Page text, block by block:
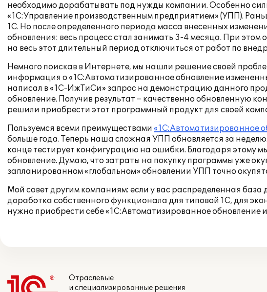
необходимо дорабатывать под нужды компании. Особенно
«1С:Управление производственным предприятием» (УПП).
1С. Но после определенного периода масса внесенных
обновления: весь процесс стал занимать 3-4 месяца. При
на весь этот длительный период отключиться от работ по
Немного поискав в Интернете, мы нашли решение своей
информация о «1С:Автоматизированное обновление
написал в «1С-ИжТиСи» запрос на демонстрацию данного
обновление. Получив результат – качественно обновленную
решили приобрести этот программный продукт для своей
Пользуемся всеми преимуществами «1С:Автоматизированное
больше года. Теперь наша сложная УПП обновляется за
конце тестирует конфигурацию на ошибки. Благодаря этому
обновление. Думаю, что затраты на покупку программы уже
запланированном «глобальном» обновлении УПП точно
Мой совет другим компаниям: если у вас распределенная
доработка собственного функционала для типовой 1С, для
нужно приобрести себе «1С:Автоматизированное
Отраслевые
и специализированные решения